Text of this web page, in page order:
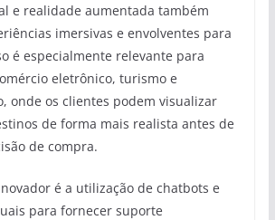
e realidade aumentada também
imersivas e envolventes para
é especialmente relevante para
eletrônico, turismo e
onde os clientes podem visualizar
de forma mais realista antes de
de compra.
é a utilização de chatbots e
para fornecer suporte